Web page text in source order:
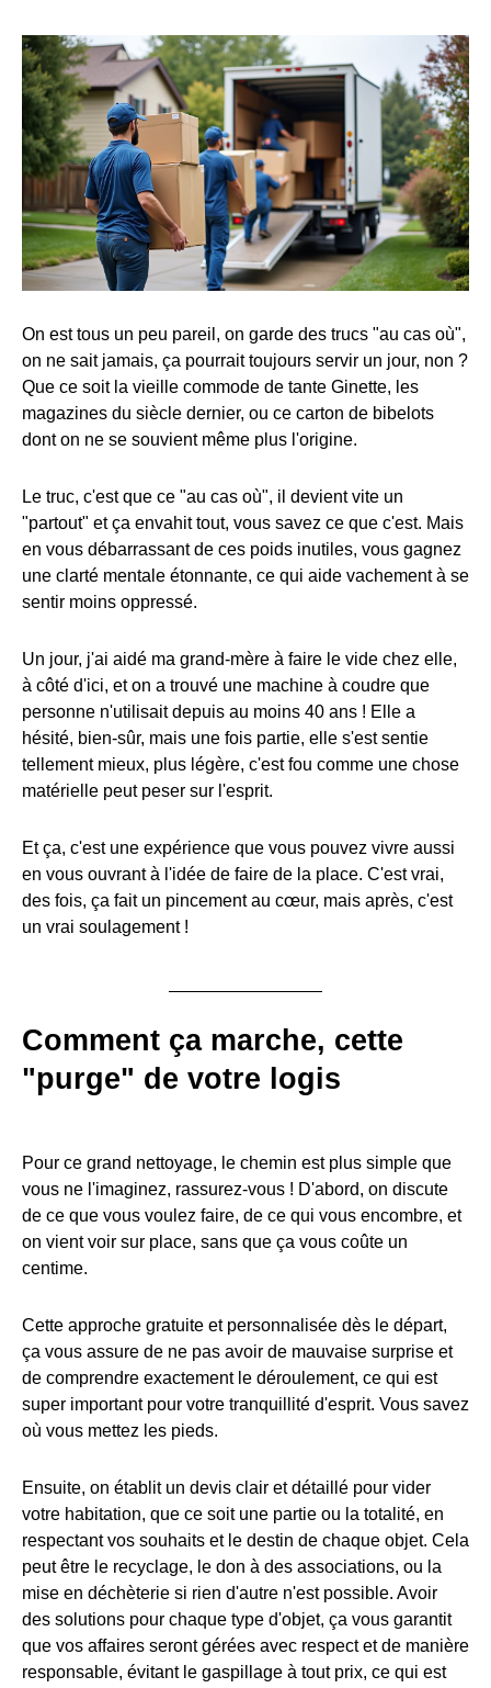
On est tous un peu pareil, on garde des trucs "au cas où",
on ne sait jamais, ça pourrait toujours servir un jour, non ?
Que ce soit la vieille commode de tante Ginette, les
magazines du siècle dernier, ou ce carton de bibelots
dont on ne se souvient même plus l'origine.
Le truc, c'est que ce "au cas où", il devient vite un
"partout" et ça envahit tout, vous savez ce que c'est. Mais
en vous débarrassant de ces poids inutiles, vous gagnez
une clarté mentale étonnante, ce qui aide vachement à se
sentir moins oppressé.
Un jour, j'ai aidé ma grand-mère à faire le vide chez elle,
à côté d'ici, et on a trouvé une machine à coudre que
personne n'utilisait depuis au moins 40 ans ! Elle a
hésité, bien-sûr, mais une fois partie, elle s'est sentie
tellement mieux, plus légère, c'est fou comme une chose
matérielle peut peser sur l'esprit.
Et ça, c'est une expérience que vous pouvez vivre aussi
en vous ouvrant à l'idée de faire de la place. C'est vrai,
des fois, ça fait un pincement au cœur, mais après, c'est
un vrai soulagement !
Comment ça marche, cette
"purge" de votre logis
Pour ce grand nettoyage, le chemin est plus simple que
vous ne l'imaginez, rassurez-vous ! D'abord, on discute
de ce que vous voulez faire, de ce qui vous encombre, et
on vient voir sur place, sans que ça vous coûte un
centime.
Cette approche gratuite et personnalisée dès le départ,
ça vous assure de ne pas avoir de mauvaise surprise et
de comprendre exactement le déroulement, ce qui est
super important pour votre tranquillité d'esprit. Vous savez
où vous mettez les pieds.
Ensuite, on établit un devis clair et détaillé pour vider
votre habitation, que ce soit une partie ou la totalité, en
respectant vos souhaits et le destin de chaque objet. Cela
peut être le recyclage, le don à des associations, ou la
mise en déchèterie si rien d'autre n'est possible. Avoir
des solutions pour chaque type d'objet, ça vous garantit
que vos affaires seront gérées avec respect et de manière
responsable, évitant le gaspillage à tout prix, ce qui est